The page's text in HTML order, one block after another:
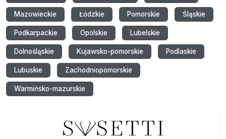
Mazowieckie Łódzkie Pomorskie Śląskie
Podkarpackie Opolskie Lubelskie
Dolnośląskie Kujawsko-pomorskie Podlaskie
Lubuskie Zachodniopomorskie
Warmińsko-mazurskie